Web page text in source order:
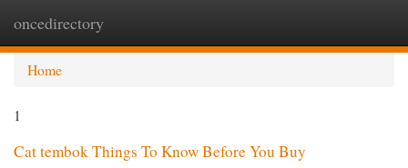
oncedirectory
Home
1
Cat tembok Things To Know Before You Buy